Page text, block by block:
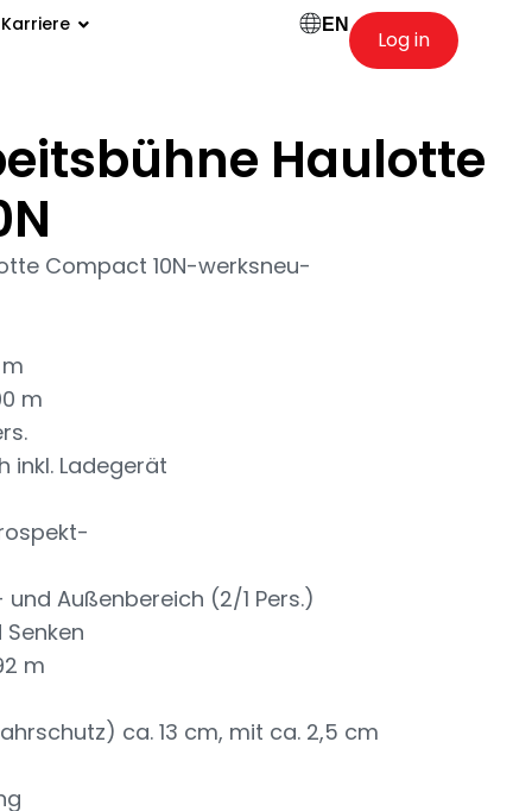
Karriere
EN
Log in
Haulotte
Compact 10N-werksneu-
m
inkl. Ladegerät
Außenbereich (2/1 Pers.)
m
ca. 13 cm, mit ca. 2,5 cm